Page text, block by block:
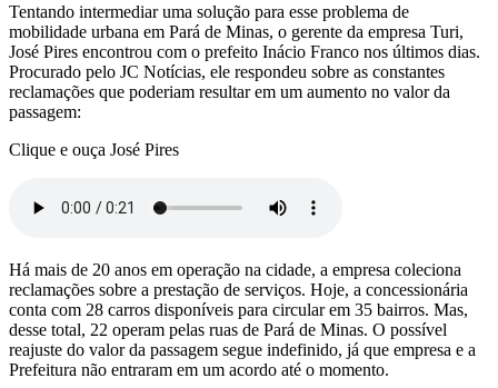
Tentando intermediar uma solução para esse problema de
mobilidade urbana em Pará de Minas, o gerente da empresa Turi,
José Pires encontrou com o prefeito Inácio Franco nos últimos dias.
Procurado pelo JC Notícias, ele respondeu sobre as constantes
reclamações que poderiam resultar em um aumento no valor da
passagem:
Clique e ouça José Pires
Há mais de 20 anos em operação na cidade, a empresa coleciona
reclamações sobre a prestação de serviços. Hoje, a concessionária
conta com 28 carros disponíveis para circular em 35 bairros. Mas,
desse total, 22 operam pelas ruas de Pará de Minas. O possível
reajuste do valor da passagem segue indefinido, já que empresa e a
Prefeitura não entraram em um acordo até o momento.